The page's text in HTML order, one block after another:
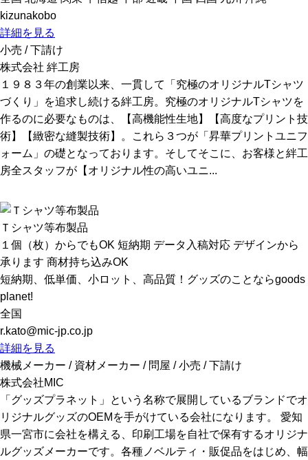
kizunakobo
詳細を見る
小売 / 下請け
株式会社 絆工房
１９８３年の創業以来、一貫して「究極のオリジナルTシャツ
づくり」を追求し続ける絆工房。究極のオリジナルTシャツを
作るのに必要なものは、【高機能性生地】【高度なプリント技
術】【緻密な縫製技術】。これら３つが「昇華プリントユニフ
ォーム」の礎となっております。そしてそこに、お客様と絆工
房全スタッフが【オリジナル性の高いユニ...
Ｔシャツ等布製品
１個（枚）からでもOK 短納期 データ入稿対応 デザインから
承ります 商材持ち込みOK
短納期、低単価、小ロット、高品質！グッズのことならgoods
planet!
全国
r.kato@mic-jp.co.jp
詳細を見る
機械メーカー / 資材メーカー / 問屋 / 小売 / 下請け
株式会社MIC
「グッズプラネット」という名称で展開しているブランドでオ
リジナルグッズのOEMを手がけている会社になります。 愛知
県一宮市に会社を構える、印刷工場を自社で保有するオリジナ
ルグッズメーカーです。各種ノベルティ・販促品をはじめ、幅